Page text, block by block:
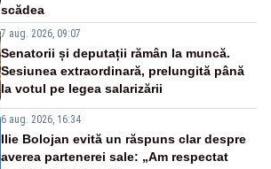
scădea
7 aug. 2026, 09:07
Senatorii și deputații rămân la muncă.
Sesiunea extraordinară, prelungită până
la votul pe legea salarizării
6 aug. 2026, 16:34
Ilie Bolojan evită un răspuns clar despre
averea partenerei sale: „Am respectat